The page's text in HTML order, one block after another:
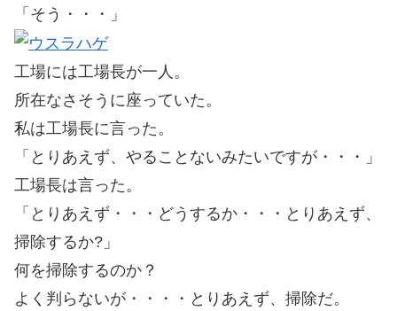
「そう・・・」
工場には工場長が一人。
所在なさそうに座っていた。
私は工場長に言った。
「とりあえず、やることないみたいですが・・・」
工場長は言った。
「とりあえず・・・どうするか・・・とりあえず、
掃除するか?」
何を掃除するのか？
よく判らないが・・・・とりあえず、掃除だ。